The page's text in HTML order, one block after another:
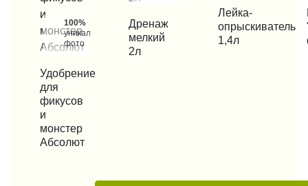
100%
уникальные
фото
КУПИТЬ В 1 КЛИК
Удобрение
для
фикусов
и
монстер
Абсолют
КУПИТЬ В 1 КЛИК
Дренаж
мелкий
2л
КУПИТЬ В 1 КЛИК
Лейка-
опрыскиватель
1,4л